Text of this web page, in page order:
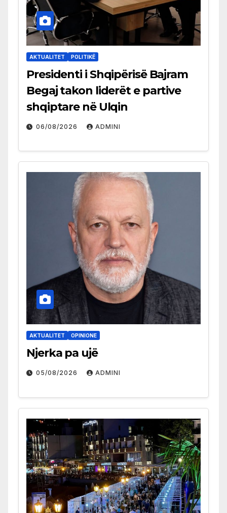
AKTUALITET POLITIKË
Presidenti i Shqipërisë Bajram
Begaj takon liderët e partive
shqiptare në Ulqin
06/08/2026 ADMINI
AKTUALITET OPINIONE
Njerka pa ujë
05/08/2026 ADMINI